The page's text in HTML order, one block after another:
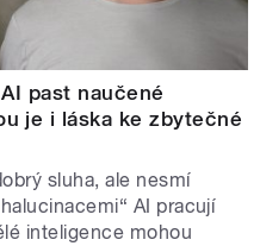
past naučené
je i láska ke zbytečné
sluha, ale nesmí
AI pracují
inteligence mohou